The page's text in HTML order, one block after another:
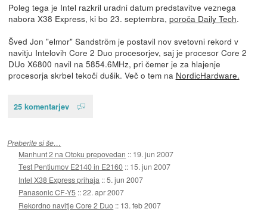
Poleg tega je Intel razkril uradni datum predstavitve veznega
nabora X38 Express, ki bo 23. septembra, poroča Daily Tech.
Šved Jon "elmor" Sandström je postavil nov svetovni rekord v
navitju Intelovih Core 2 Duo procesorjev, saj je procesor Core 2
DUo X6800 navil na 5854.6MHz, pri čemer je za hlajenje
procesorja skrbel tekoči dušik. Več o tem na NordicHardware.
25 komentarjev
Preberite si še…
Manhunt 2 na Otoku prepovedan :: 19. jun 2007
Test Pentiumov E2140 in E2160 :: 15. jun 2007
Intel X38 Express prihaja ::5. jun 2007
Panasonic CF-Y5 ::22. apr 2007
Rekordno navitje Core 2 Duo :: 13. feb 2007